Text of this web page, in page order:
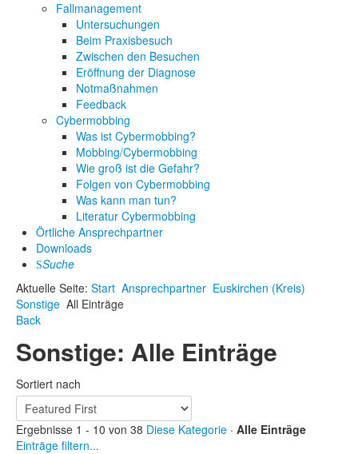
Fallmanagement
Untersuchungen
Beim Praxisbesuch
Zwischen den Besuchen
Eröffnung der Diagnose
Notmaßnahmen
Feedback
Cybermobbing
Was ist Cybermobbing?
Mobbing/Cybermobbing
Wie groß ist die Gefahr?
Folgen von Cybermobbing
Was kann man tun?
Literatur Cybermobbing
Örtliche Ansprechpartner
Downloads
Suche
Aktuelle Seite: Start Ansprechpartner Euskirchen (Kreis)
Sonstige All Einträge
Back
Sonstige: Alle Einträge
Sortiert nach
Ergebnisse 1 - 10 von 38 Diese Kategorie · Alle Einträge
Einträge filtern...